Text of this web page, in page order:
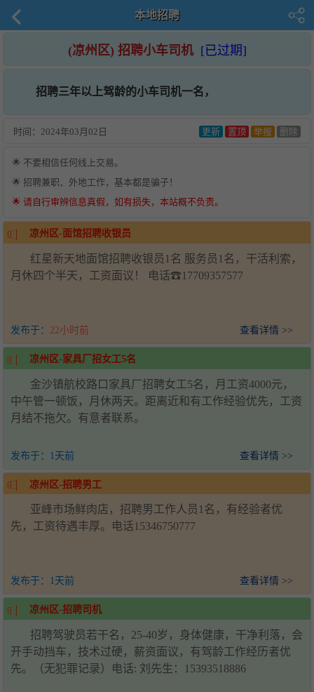
本地招聘
(凉州区) 招聘小车司机 [已过期]
招聘三年以上驾龄的小车司机一名，
时间： 2024年03月02日 更新 置顶 举报 删除
🌟 不要相信任何线上交易。
🌟 招聘兼职、外地工作，基本都是骗子！
🌟 请自行审辨信息真假，如有损失，本站概不负责。
凉州区-面馆招聘收银员
红星新天地面馆招聘收银员1名 服务员1名，干活利索，
月休四个半天，工资面议！ 电话☎17709357577
发布于： 22小时前 查看详情 >>
凉州区-家具厂招女工5名
金沙镇航校路口家具厂招聘女工5名，月工资4000元，
中午管一顿饭，月休两天。距离近和有工作经验优先，工资
月结不拖欠。有意者联系。
发布于： 1天前 查看详情 >>
凉州区-招聘男工
亚峰市场鲜肉店，招聘男工作人员1名，有经验者优
先，工资待遇丰厚。电话15346750777
发布于： 1天前 查看详情 >>
凉州区-招聘司机
招聘驾驶员若干名，25-40岁，身体健康，干净利落，会
开手动挡车，技术过硬，薪资面议，有驾龄工作经历者优
先。（无犯罪记录）电话: 刘先生：15393518886